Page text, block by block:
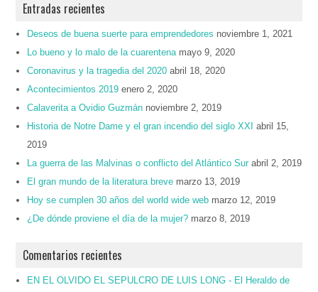
Entradas recientes
Deseos de buena suerte para emprendedores noviembre 1, 2021
Lo bueno y lo malo de la cuarentena mayo 9, 2020
Coronavirus y la tragedia del 2020 abril 18, 2020
Acontecimientos 2019 enero 2, 2020
Calaverita a Ovidio Guzmán noviembre 2, 2019
Historia de Notre Dame y el gran incendio del siglo XXI
abril 15,
2019
La guerra de las Malvinas o conflicto del Atlántico Sur abril 2, 2019
El gran mundo de la literatura breve marzo 13, 2019
Hoy se cumplen 30 años del world wide web marzo 12, 2019
¿De dónde proviene el día de la mujer? marzo 8, 2019
Comentarios recientes
EN EL OLVIDO EL SEPULCRO DE LUIS LONG - El Heraldo de